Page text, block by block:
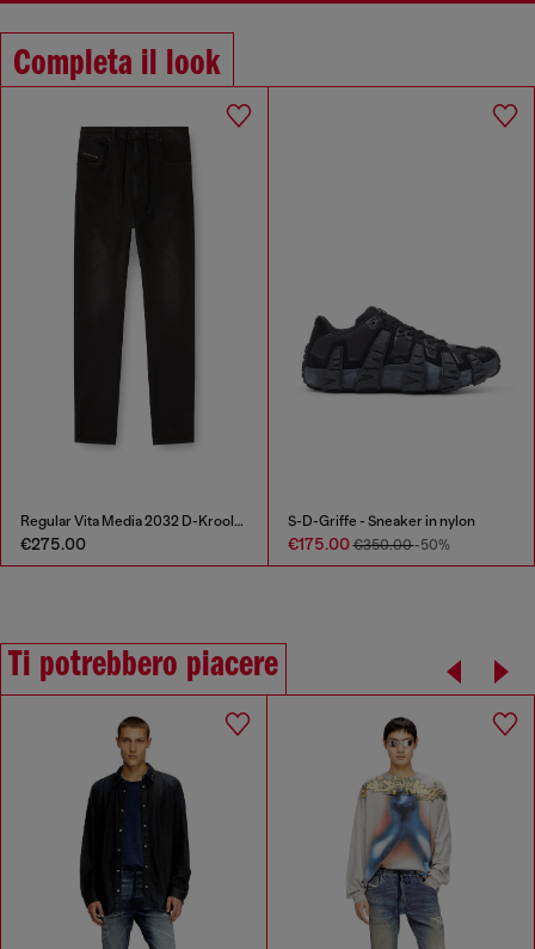
Completa il look
Regular Vita Media 2032 D-Krooley Joggjeans®
€275.00
S-D-Griffe - Sneaker in nylon
€175.00€350.00-50%
Ti potrebbero piacere